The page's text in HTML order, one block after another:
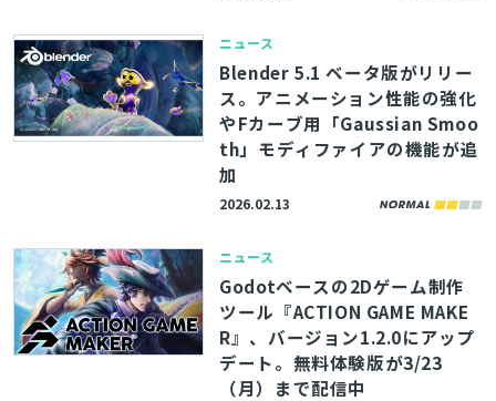
ニュース
Blender 5.1 ベータ版がリリー
ス。アニメーション性能の強化
やFカーブ用「Gaussian Smoo
th」モディファイアの機能が追
加
2026.02.13
ニュース
Godotベースの2Dゲーム制作
ツール『ACTION GAME MAKE
R』、バージョン1.2.0にアップ
デート。無料体験版が3/23
（月）まで配信中